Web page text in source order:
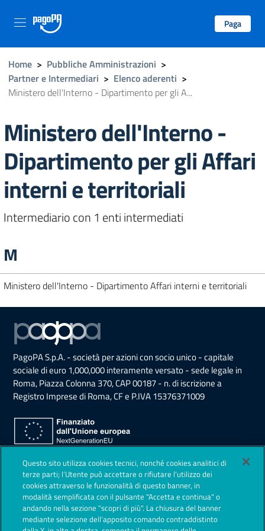
Paga
Home > Pubbliche Amministrazioni >
Partner e Intermediari > Elenco aderenti >
Ministero dell'Interno - Dipartimento per gli A...
Ministero dell'Interno -
Dipartimento per gli Affari
interni e territoriali
Intermediario con 1 enti intermediati
M
Ministero dell'Interno - Dipartimento Affari interni e territoriali
PagoPA S.p.A. - società per azioni con socio unico - capitale
sociale di euro 1,000,000 interamente versato - sede legale in
Roma, Piazza Colonna 370, CAP 00187 - n. di iscrizione a
Registro Imprese di Roma, CF e P.IVA 15376371009
Sezione Link Utili
Privacy Policy
Note legali
Contestazioni
Questo sito utilizza cookies tecnici, nonché cookies analitici di
terze parti; l’Utente può accettare o rifiutare l’utilizzo dei
cookies attraverso le funzionalità di questo banner, in
modalità semplificata con il pulsante "Accetta e continua" o
andando nella sezione "scopri di più". La chiusura del banner
mediante selezione dell’apposito comando contraddistinto